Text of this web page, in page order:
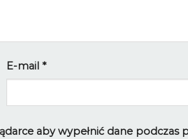
E-mail *
aby wypełnić dane podczas